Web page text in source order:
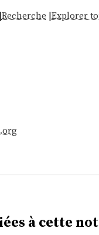
|Recherche |Explorer
à cette